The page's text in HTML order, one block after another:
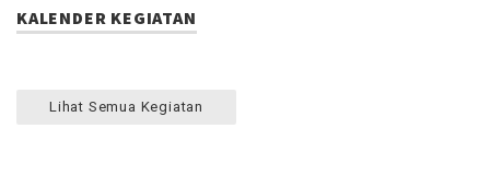
KALENDER KEGIATAN
Lihat Semua Kegiatan